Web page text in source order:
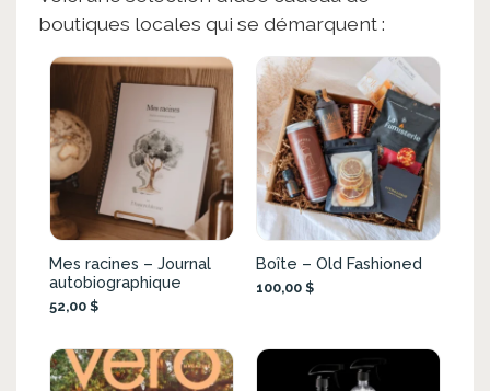
boutiques locales qui se démarquent :
Mes racines – Journal
autobiographique
52,00 $
Boîte – Old Fashioned
100,00 $